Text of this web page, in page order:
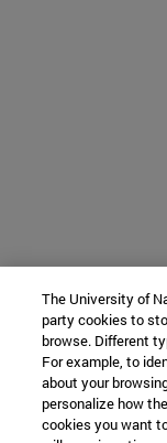
The University of
party cookies to
browse. Different
For example, to
about your
personalize how
cookies you want